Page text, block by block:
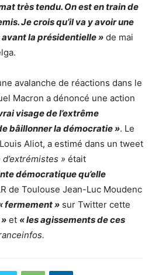
très tendu. On est en train de
Je crois qu’il va y avoir une
la présidentielle » de mai
avalanche de réactions dans le
Macron a dénoncé une action
visage de l’extrême
bâillonner la démocratie ». Le
Aliot, a estimé dans un tweet
» était
démocratique qu’elle
de Toulouse Jean-Luc Moudenc
fermement » sur Twitter cette
et « les agissements de ces